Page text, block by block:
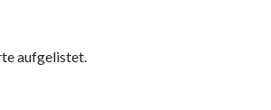
aufgelistet.